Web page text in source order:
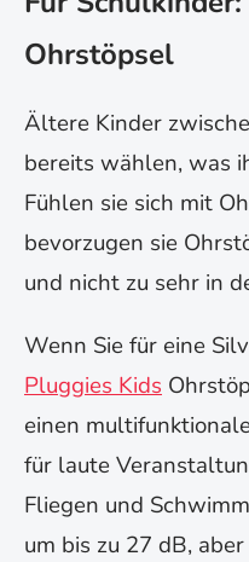
Ohrstöpsel
Ältere Kinder
bereits wählen, was
Fühlen sie sich mit
bevorzugen sie
und nicht zu sehr in
Wenn Sie für eine
Pluggies Kids
einen
für laute
Fliegen und
um bis zu 27 dB,